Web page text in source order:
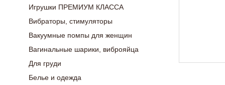
Игрушки ПРЕМИУМ КЛАССА
Вибраторы, стимуляторы
Вакуумные помпы для женщин
Вагинальные шарики, виброяйца
Для груди
Белье и одежда